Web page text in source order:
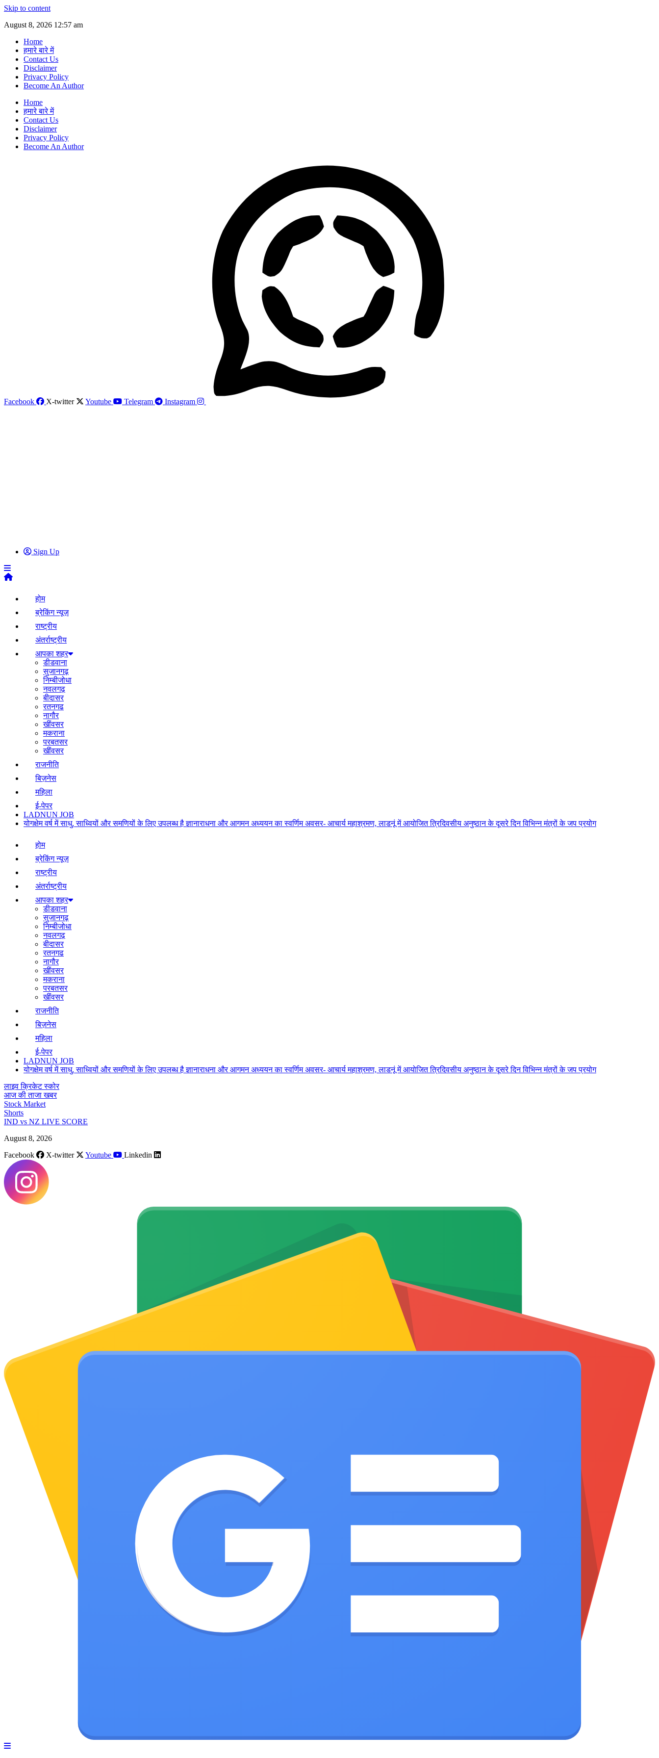
Skip to content
August 8, 2026 12:57 am
Home
हमारे बारे में
Contact Us
Disclaimer
Privacy Policy
Become An Author
Home
हमारे बारे में
Contact Us
Disclaimer
Privacy Policy
Become An Author
Facebook X-twitter Youtube Telegram Instagram
Sign Up
होम
ब्रेकिंग न्यूज़
राष्ट्रीय
अंतर्राष्ट्रीय
आपका शहर
डीडवाना
सुजानगढ़
निम्बीजोधा
नवलगढ़
बीदासर
रतनगढ
नागौर
खींवसर
मकराना
परबतसर
खींवसर
राजनीति
बिज़नेस
महिला
ई-पेपर
LADNUN JOB
योगक्षेम वर्ष में साधु, साध्वियों और समणियों के लिए उपलब्ध है ज्ञानाराधना और आगमन अध्ययन का स्वर्णिम अवसर- आचार्य महाश्रमण, लाडनूं में आयोजित त्रिदिवसीय अनुष्ठान के दूसरे दिन विभिन्न मंत्रों के जप प्रयोग
होम
ब्रेकिंग न्यूज़
राष्ट्रीय
अंतर्राष्ट्रीय
आपका शहर
डीडवाना
सुजानगढ़
निम्बीजोधा
नवलगढ़
बीदासर
रतनगढ
नागौर
खींवसर
मकराना
परबतसर
खींवसर
राजनीति
बिज़नेस
महिला
ई-पेपर
LADNUN JOB
योगक्षेम वर्ष में साधु, साध्वियों और समणियों के लिए उपलब्ध है ज्ञानाराधना और आगमन अध्ययन का स्वर्णिम अवसर- आचार्य महाश्रमण, लाडनूं में आयोजित त्रिदिवसीय अनुष्ठान के दूसरे दिन विभिन्न मंत्रों के जप प्रयोग
लाइव क्रिकेट स्कोर
आज की ताजा खबर
Stock Market
Shorts
IND vs NZ LIVE SCORE
August 8, 2026
Facebook
X-twitter Youtube Linkedin